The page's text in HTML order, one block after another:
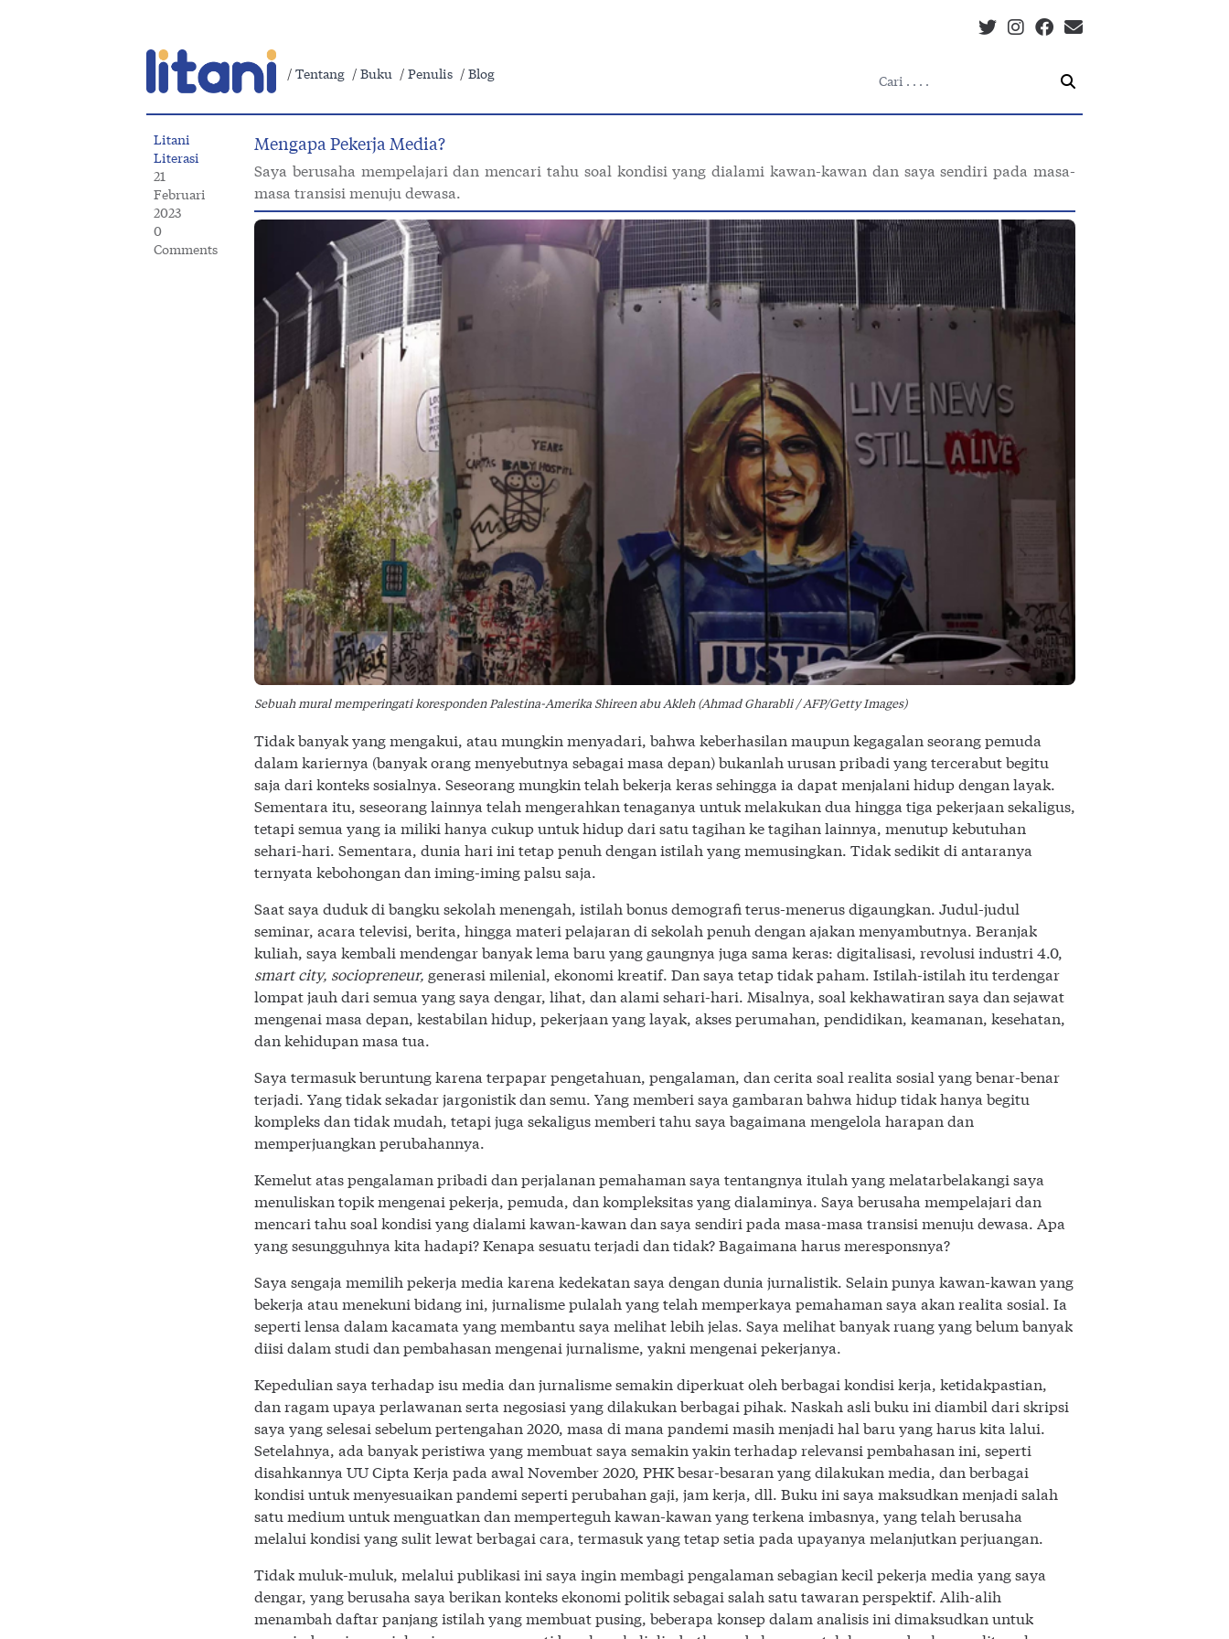
Tentang Buku Penulis Blog
Litani
Literasi
21
Februari
2023
0
Comments
Mengapa Pekerja Media?
Saya berusaha mempelajari dan mencari tahu soal kondisi yang dialami kawan-kawan dan saya sendiri pada masa-
masa transisi menuju dewasa.
Sebuah mural memperingati koresponden Palestina-Amerika Shireen abu Akleh (Ahmad Gharabli / AFP/Getty Images)
Tidak banyak yang mengakui, atau mungkin menyadari, bahwa keberhasilan maupun kegagalan seorang pemuda
dalam kariernya (banyak orang menyebutnya sebagai masa depan) bukanlah urusan pribadi yang tercerabut begitu
saja dari konteks sosialnya. Seseorang mungkin telah bekerja keras sehingga ia dapat menjalani hidup dengan layak.
Sementara itu, seseorang lainnya telah mengerahkan tenaganya untuk melakukan dua hingga tiga pekerjaan sekaligus,
tetapi semua yang ia miliki hanya cukup untuk hidup dari satu tagihan ke tagihan lainnya, menutup kebutuhan
sehari-hari. Sementara, dunia hari ini tetap penuh dengan istilah yang memusingkan. Tidak sedikit di antaranya
ternyata kebohongan dan iming-iming palsu saja.
Saat saya duduk di bangku sekolah menengah, istilah bonus demografi terus-menerus digaungkan. Judul-judul
seminar, acara televisi, berita, hingga materi pelajaran di sekolah penuh dengan ajakan menyambutnya. Beranjak
kuliah, saya kembali mendengar banyak lema baru yang gaungnya juga sama keras: digitalisasi, revolusi industri 4.0,
smart city, sociopreneur, generasi milenial, ekonomi kreatif. Dan saya tetap tidak paham. Istilah-istilah itu terdengar
lompat jauh dari semua yang saya dengar, lihat, dan alami sehari-hari. Misalnya, soal kekhawatiran saya dan sejawat
mengenai masa depan, kestabilan hidup, pekerjaan yang layak, akses perumahan, pendidikan, keamanan, kesehatan,
dan kehidupan masa tua.
Saya termasuk beruntung karena terpapar pengetahuan, pengalaman, dan cerita soal realita sosial yang benar-benar
terjadi. Yang tidak sekadar jargonistik dan semu. Yang memberi saya gambaran bahwa hidup tidak hanya begitu
kompleks dan tidak mudah, tetapi juga sekaligus memberi tahu saya bagaimana mengelola harapan dan
memperjuangkan perubahannya.
Kemelut atas pengalaman pribadi dan perjalanan pemahaman saya tentangnya itulah yang melatarbelakangi saya
menuliskan topik mengenai pekerja, pemuda, dan kompleksitas yang dialaminya. Saya berusaha mempelajari dan
mencari tahu soal kondisi yang dialami kawan-kawan dan saya sendiri pada masa-masa transisi menuju dewasa. Apa
yang sesungguhnya kita hadapi? Kenapa sesuatu terjadi dan tidak? Bagaimana harus meresponsnya?
Saya sengaja memilih pekerja media karena kedekatan saya dengan dunia jurnalistik. Selain punya kawan-kawan yang
bekerja atau menekuni bidang ini, jurnalisme pulalah yang telah memperkaya pemahaman saya akan realita sosial. Ia
seperti lensa dalam kacamata yang membantu saya melihat lebih jelas. Saya melihat banyak ruang yang belum banyak
diisi dalam studi dan pembahasan mengenai jurnalisme, yakni mengenai pekerjanya.
Kepedulian saya terhadap isu media dan jurnalisme semakin diperkuat oleh berbagai kondisi kerja, ketidakpastian,
dan ragam upaya perlawanan serta negosiasi yang dilakukan berbagai pihak. Naskah asli buku ini diambil dari skripsi
saya yang selesai sebelum pertengahan 2020, masa di mana pandemi masih menjadi hal baru yang harus kita lalui.
Setelahnya, ada banyak peristiwa yang membuat saya semakin yakin terhadap relevansi pembahasan ini, seperti
disahkannya UU Cipta Kerja pada awal November 2020, PHK besar-besaran yang dilakukan media, dan berbagai
kondisi untuk menyesuaikan pandemi seperti perubahan gaji, jam kerja, dll. Buku ini saya maksudkan menjadi salah
satu medium untuk menguatkan dan memperteguh kawan-kawan yang terkena imbasnya, yang telah berusaha
melalui kondisi yang sulit lewat berbagai cara, termasuk yang tetap setia pada upayanya melanjutkan perjuangan.
Tidak muluk-muluk, melalui publikasi ini saya ingin membagi pengalaman sebagian kecil pekerja media yang saya
dengar, yang berusaha saya berikan konteks ekonomi politik sebagai salah satu tawaran perspektif. Alih-alih
menambah daftar panjang istilah yang membuat pusing, beberapa konsep dalam analisis ini dimaksudkan untuk